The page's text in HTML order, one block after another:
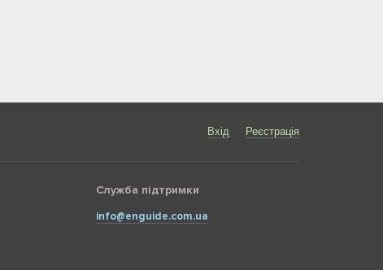
Вхід Реєстрація
Служба підтримки
info@enguide.com.ua